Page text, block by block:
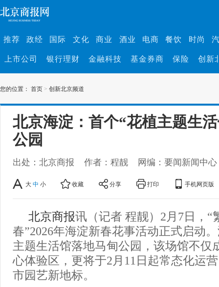
推荐 政经 国际 文化 商业 酒业 电商 餐饮 时尚
上市公司 银行理财 金融科技 基金券商 保险 创新
您的位置： 首页 > 创新北京频道
北京海淀：首个“花植主题生
公园
出处：北京商报 作者：程靓 网编：要闻新闻中心
大 中 小 收藏 分享 打印 手机网页版
北京商报讯（记者 程靓）2月7日，“
春”2026年海淀新春花事活动正式启动
主题生活馆落地马甸公园，该场馆不仅
心体验区，更将于2月11日起常态化运
市园艺新地标。